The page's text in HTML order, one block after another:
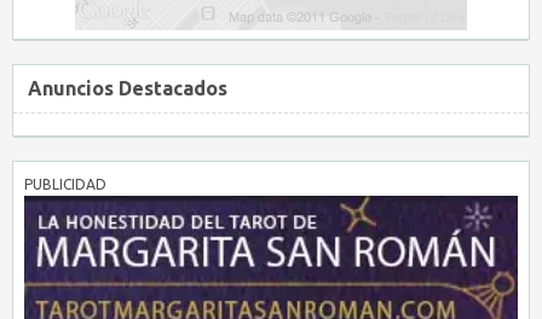
Anuncios Destacados
PUBLICIDAD